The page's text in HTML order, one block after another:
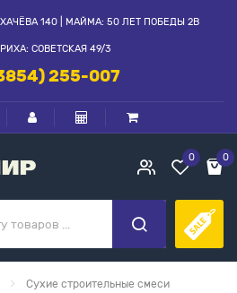
140 | МАЙМА: 50 ЛЕТ ПОБЕДЫ 2В
СОВЕТСКАЯ 49/3
255-007
0 0
Сухие строительные смеси